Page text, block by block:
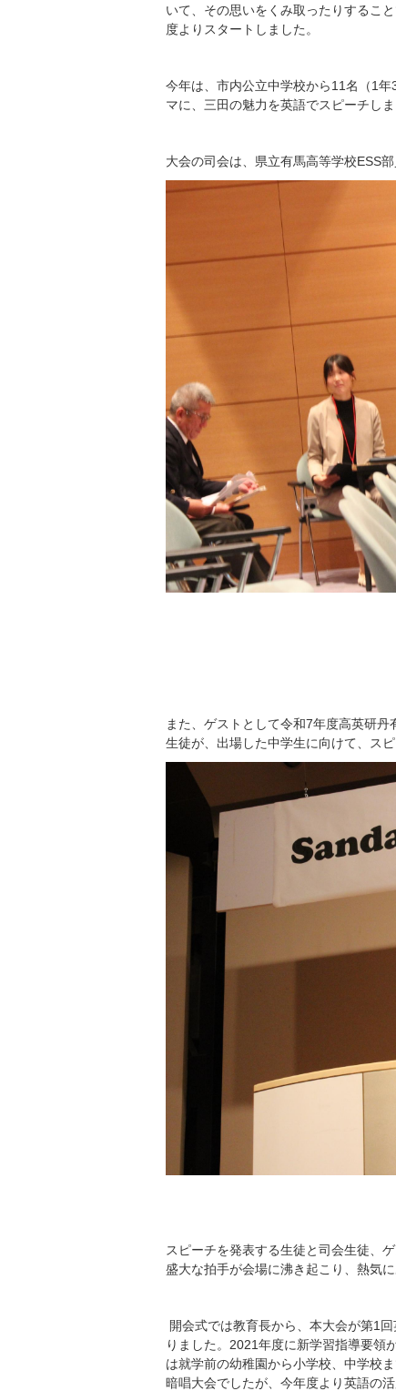
いて、その思いをくみ取ったりするこ
度よりスタートしました。
今年は、市内公立中学校から11名（1
マに、三田の魅力を英語でスピーチしま
大会の司会は、県立有馬高等学校ESS
また、ゲストとして令和7年度高英研
生徒が、出場した中学生に向けて、スピ
スピーチを発表する生徒と司会生徒、
盛大な拍手が会場に沸き起こり、熱気
開会式では教育長から、本大会が第1
りました。2021年度に新学習指導要領
は就学前の幼稚園から小学校、中学校
暗唱大会でしたが、今年度より英語の